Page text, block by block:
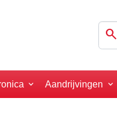
search
Aandrijvingen